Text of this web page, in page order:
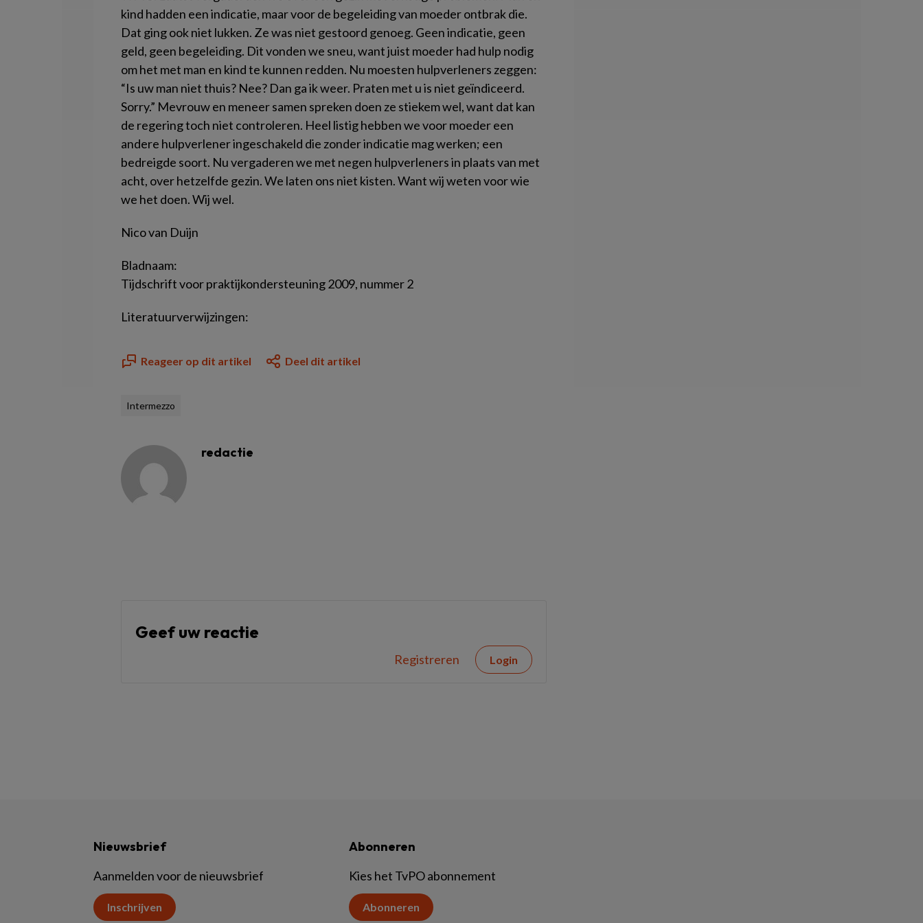
kind hadden een indicatie, maar voor de begeleiding van moeder ontbrak die.
Dat ging ook niet lukken. Ze was niet gestoord genoeg. Geen indicatie, geen
geld, geen begeleiding. Dit vonden we sneu, want juist moeder had hulp nodig
om het met man en kind te kunnen redden. Nu moesten hulpverleners zeggen:
“Is uw man niet thuis? Nee? Dan ga ik weer. Praten met u is niet geïndiceerd.
Sorry.” Mevrouw en meneer samen spreken doen ze stiekem wel, want dat kan
de regering toch niet controleren. Heel listig hebben we voor moeder een
andere hulpverlener ingeschakeld die zonder indicatie mag werken; een
bedreigde soort. Nu vergaderen we met negen hulpverleners in plaats van met
acht, over hetzelfde gezin. We laten ons niet kisten. Want wij weten voor wie
we het doen. Wij wel.
Nico van Duijn
Bladnaam:
Tijdschrift voor praktijkondersteuning 2009, nummer 2
Literatuurverwijzingen:
Reageer op dit artikel Deel dit artikel
Intermezzo
redactie
Geef uw reactie
Registreren Login
Nieuwsbrief
Aanmelden voor de nieuwsbrief
Inschrijven
Abonneren
Kies het TvPO abonnement
Abonneren